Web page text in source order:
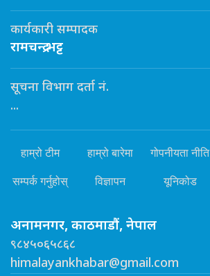
कार्यकारी सम्पादक
रामचन्द्र भट्ट
सूचना विभाग दर्ता नं.
...
हाम्रो टीम हाम्रो बारेमा गोपनीयता नीति
सम्पर्क गर्नुहोस् विज्ञापन यूनिकोड
अनामनगर, काठमाडौं, नेपाल
९८४५०६५८६८
himalayankhabar@gmail.com